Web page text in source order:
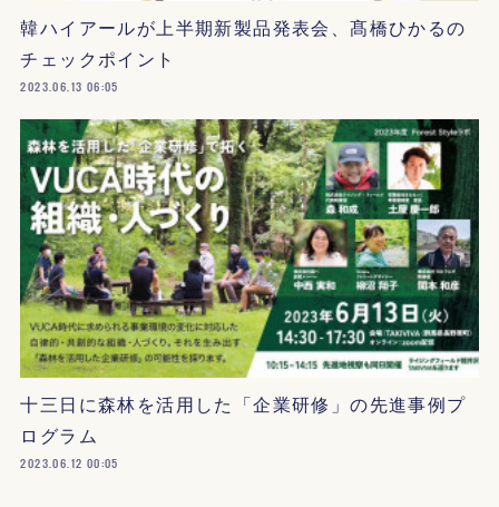
韓ハイアールが上半期新製品発表会、髙橋ひかるの
チェックポイント
2023.06.13 06:05
十三日に森林を活用した「企業研修」の先進事例プ
ログラム
2023.06.12 00:05